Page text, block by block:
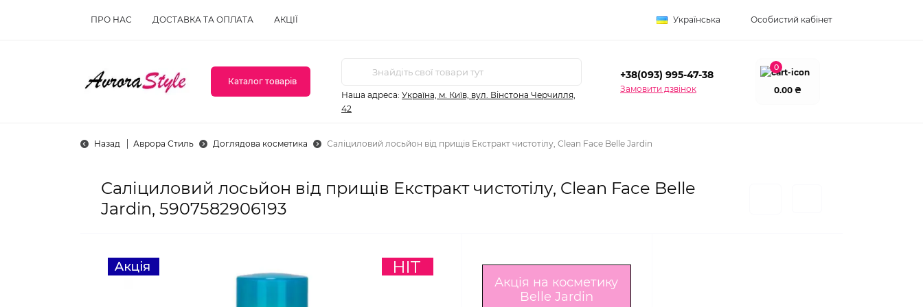
ПРО НАС ДОСТАВКА ТА ОПЛАТА АКЦІЇ Українська Особистий кабінет
Каталог товарів
Наша адреса: Україна, м. Київ, вул. Вінстона Черчилля,
42
+38(093) 995-47-38
Замовити дзвінок
0
0.00 ₴
Назад Аврора Стиль Доглядова косметика Саліциловий лосьйон від прищів Екстракт чистотілу, Clean Face Belle Jardin
Саліциловий лосьйон від прищів Екстракт чистотілу, Clean Face Belle
Jardin, 5907582906193
Акція на косметику
Belle Jardin